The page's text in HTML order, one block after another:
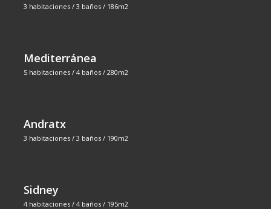
3 habitaciones / 3 baños / 186m2
Mediterránea
5 habitaciones / 4 baños / 280m2
Andratx
3 habitaciones / 3 baños / 190m2
Sidney
4 habitaciones / 4 baños / 195m2